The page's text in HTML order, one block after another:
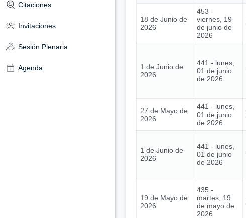
Citaciones
Invitaciones
Sesión Plenaria
Agenda
18 de Junio de
2026
453 -
viernes, 19
de junio de
2026
1 de Junio de
2026
441 - lunes,
01 de junio
de 2026
27 de Mayo de
2026
441 - lunes,
01 de junio
de 2026
1 de Junio de
2026
441 - lunes,
01 de junio
de 2026
19 de Mayo de
2026
435 -
martes, 19
de mayo de
2026